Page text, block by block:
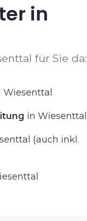
in
für Sie da:
Wiesenttal
in Wiesenttal
(auch inkl.